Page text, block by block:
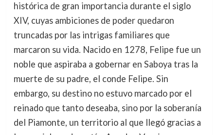
histórica de gran importancia durante el siglo
XIV, cuyas ambiciones de poder quedaron
truncadas por las intrigas familiares que
marcaron su vida. Nacido en 1278, Felipe fue un
noble que aspiraba a gobernar en Saboya tras la
muerte de su padre, el conde Felipe. Sin
embargo, su destino no estuvo marcado por el
reinado que tanto deseaba, sino por la soberanía
del Piamonte, un territorio al que llegó gracias a